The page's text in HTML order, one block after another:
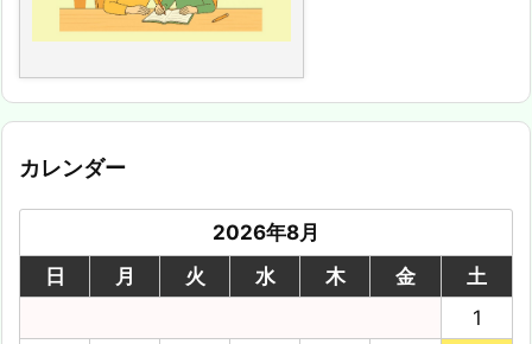
カレンダー
2026年8月
日
月 火 水 木 金
土
1